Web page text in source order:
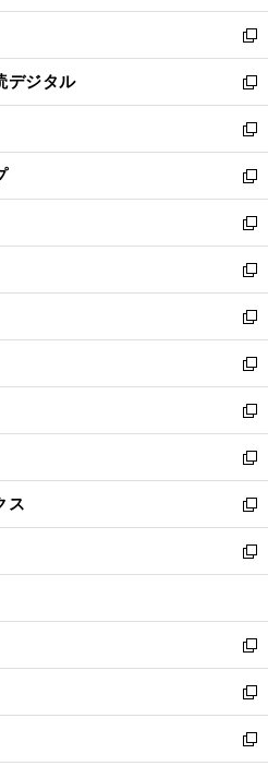
開
く
ウ
で
開
く
ン
ド
ウ
で
開
く
ウ
ィ
ン
ド
ウ
で
開
く
新
し
い
ウ
ィ
ン
ド
ウ
で
開
く
デジタル
新
し
い
ウ
ィ
ン
ド
ウ
で
開
く
新
し
い
ウ
ィ
ン
ド
ウ
で
開
く
新
し
い
ウ
ィ
ン
ド
ウ
で
開
く
新
し
い
ウ
ィ
ン
ド
ウ
で
開
く
新
し
い
ウ
ィ
ン
ド
ウ
で
開
く
新
し
い
ウ
ィ
ン
ド
ウ
で
開
く
新
し
い
ウ
ィ
ン
ド
ウ
で
開
新
し
い
ウ
ィ
ン
ド
ウ
開
く
新
し
い
ウ
ィ
ン
ウ
で
開
く
ス
新
し
い
ウ
ン
ド
ウ
で
開
く
新
し
ウ
ィ
ン
ド
ウ
で
開
新
し
い
ウ
ィ
新
し
い
新